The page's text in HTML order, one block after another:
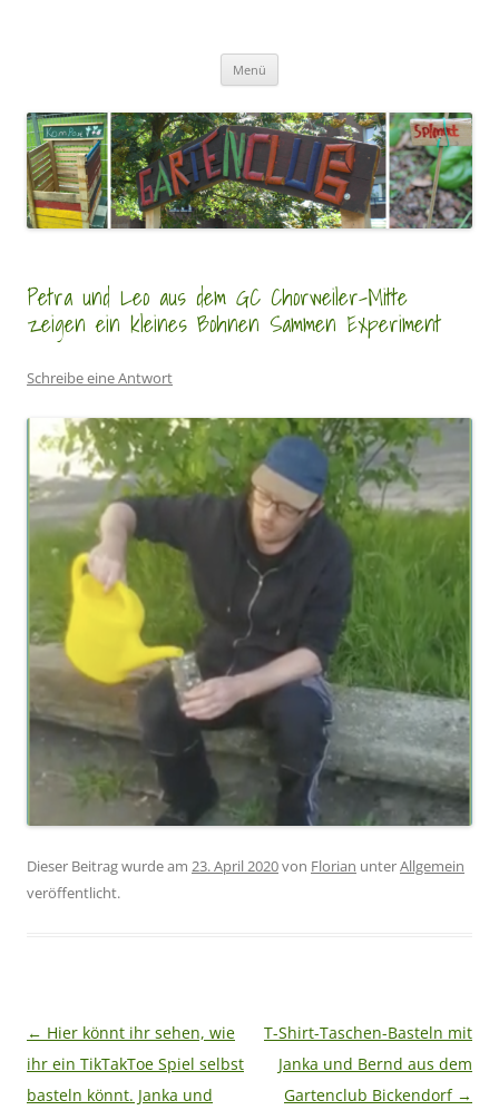
Menü
Petra und Leo aus dem GC Chorweiler-Mitte
zeigen ein kleines Bohnen Sammen Experiment
Schreibe eine Antwort
Dieser Beitrag wurde am 23. April 2020von Florian unterAllgemein
veröffentlicht.
Beitragsnavigation
← Hier könnt ihr sehen, wie
ihr ein TikTakToe Spiel selbst
basteln könnt. Janka und
T-Shirt-Taschen-Basteln mit
Janka und Bernd aus dem
Gartenclub Bickendorf →